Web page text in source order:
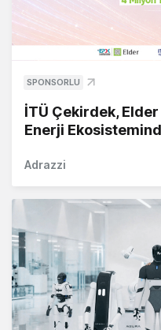
SPONSORLU
İTÜ Çekirdek,
Enerji
Adrazzi